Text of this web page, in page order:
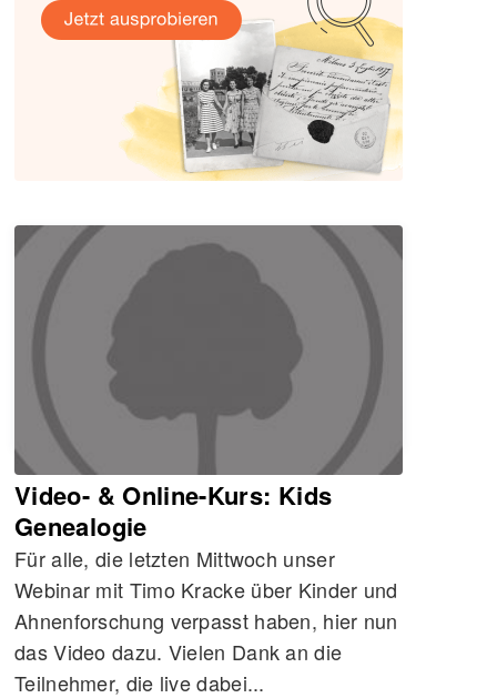
EVENTS UND WEBINARE
Video- & Online-Kurs: Kids
Genealogie
Für alle, die letzten Mittwoch unser
Webinar mit Timo Kracke über Kinder und
Ahnenforschung verpasst haben, hier nun
das Video dazu. Vielen Dank an die
Teilnehmer, die live dabei...